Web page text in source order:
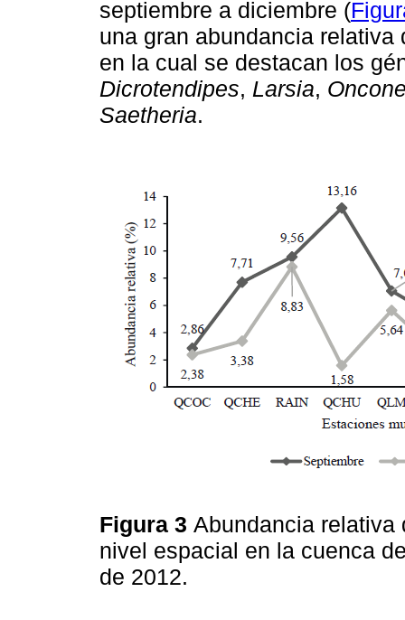
septiembre a diciembre (
una gran abundancia
en la cual se destacan los
Dicrotendipes, Larsia,
Saetheria.
Figura 3 Abundancia relativa
nivel espacial en la cuenca
de 2012.